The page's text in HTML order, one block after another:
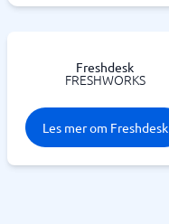
Freshdesk
FRESHWORKS
Les mer om Freshdesk